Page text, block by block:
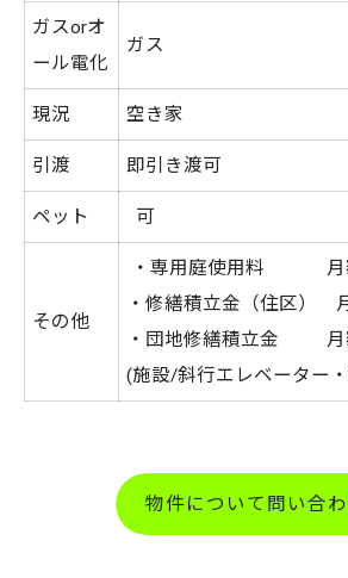
ガスorオ
ール電化
ガス
現況 空き家
引渡 即引き渡可
ペット 可
その他
・専用庭使用料 月
・修繕積立金（住区）
・団地修繕積立金
(施設/斜行エレベーター
物件について問い合